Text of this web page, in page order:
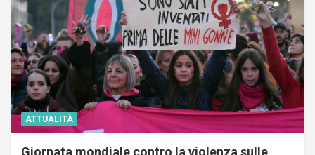
ATTUALITÀ
Giornata mondiale contro la violenza sulle